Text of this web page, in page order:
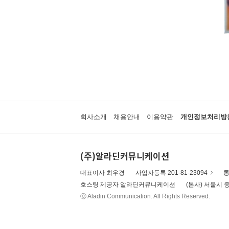
회사소개 채용안내 이용약관 개인정보처리방
(주)알라딘커뮤니케이션
대표이사 최우경 사업자등록 201-81-23094
호스팅 제공자 알라딘커뮤니케이션
(본사) 서울시
ⓒ Aladin Communication. All Rights Reserved.